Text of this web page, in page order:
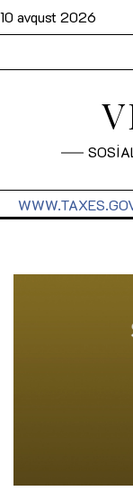
10 avqust 2026